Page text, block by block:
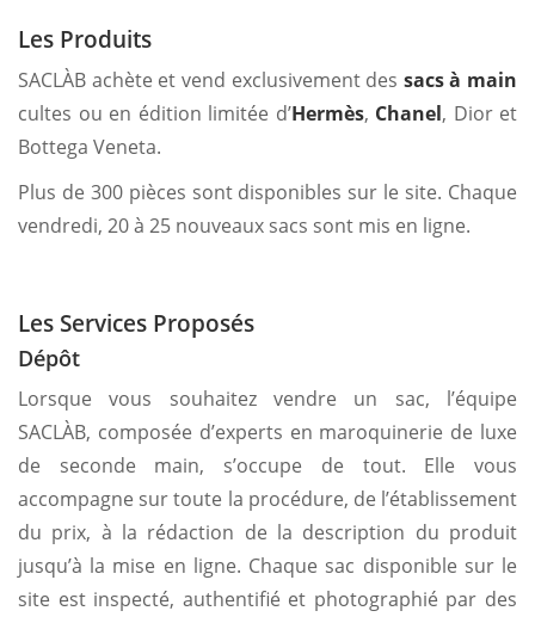
Les Produits
SACLÀB achète et vend exclusivement des sacs à main
cultes ou en édition limitée d’Hermès, Chanel, Dior et
Bottega Veneta.
Plus de 300 pièces sont disponibles sur le site. Chaque
vendredi, 20 à 25 nouveaux sacs sont mis en ligne.
Les Services Proposés
Dépôt
Lorsque vous souhaitez vendre un sac, l’équipe
SACLÀB, composée d’experts en maroquinerie de luxe
de seconde main, s’occupe de tout. Elle vous
accompagne sur toute la procédure, de l’établissement
du prix, à la rédaction de la description du produit
jusqu’à la mise en ligne. Chaque sac disponible sur le
site est inspecté, authentifié et photographié par des